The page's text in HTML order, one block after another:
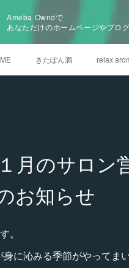
Ameba Owndで
あなただけのホームページやブロ
きたぽん酒 relax
１月のサロ
お知らせ
。
に沁みる季節がやってまい